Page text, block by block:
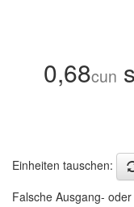
0,68cun
Einheiten tauschen:
Falsche Ausgang-